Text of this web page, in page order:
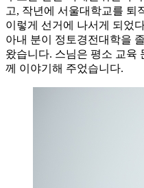
고, 작년에 서울대학교를 퇴
이렇게 선거에 나서게 되었
아내 분이 정토경전대학을
왔습니다. 스님은 평소 교육
께 이야기해 주었습니다.